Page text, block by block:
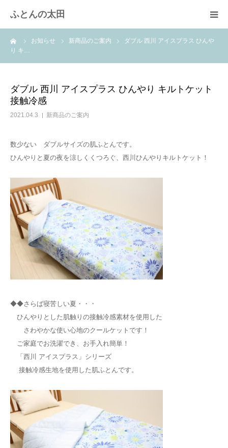
ふとんの太田
お知らせ 新商品のご案内
ダブル 西川 アイスプラス ひんや
り キ…
ダブル 西川 アイスプラス ひんやり キルトケット
接触冷感
2021.04.3 新商品のご案内
数少ない ダブルサイズの肌ふとんです。
ひんやりと夏の夜を涼しくくつろぐ、西川ひんやりキルトケット！
◆◆さらば寝苦しい夏・・・
ひんやりとした肌触りの接触冷感素材を使用した
さわやかな使い心地のクールケットです！
ご家庭でお洗濯でき、お手入れ簡単！
「西川 アイスプラス」シリーズ
接触冷感生地を使用した肌ふとんです。
羽毛布団のリフォーム
取扱商品
会社概要